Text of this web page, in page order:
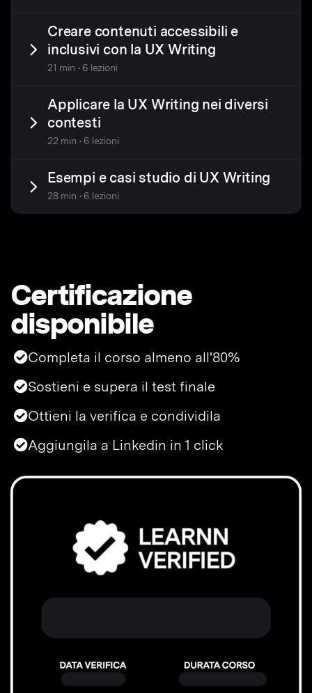
Creare contenuti accessibili e
inclusivi con la UX Writing
21 min • 6 lezioni
Applicare la UX Writing nei diversi
contesti
22 min • 6 lezioni
Esempi e casi studio di UX Writing
28 min • 6 lezioni
Certificazione
disponibile
Completa il corso almeno all'80%
Sostieni e supera il test finale
Ottieni la verifica e condividila
Aggiungila a Linkedin in 1 click